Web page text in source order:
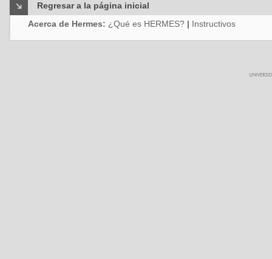
Regresar a la página inicial
Acerca de Hermes: ¿Qué es HERMES? | Instructivos